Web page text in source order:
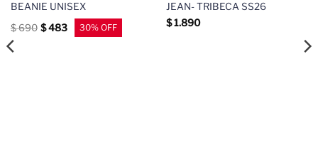
BEANIE UNISEX
$690 $483
JEAN- TRIBECA SS26
$1.890